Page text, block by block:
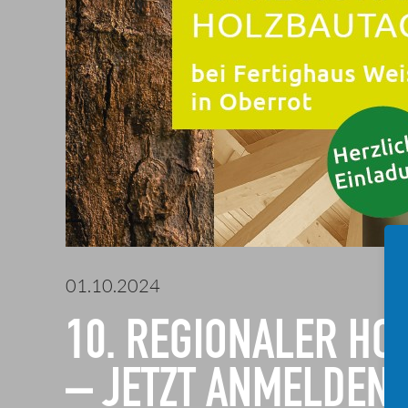
01.10.2024
10. REGIONALER
– JETZT ANMELDEN!